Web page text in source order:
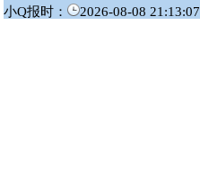
小Q报时：
2026-08-08 21:13:07